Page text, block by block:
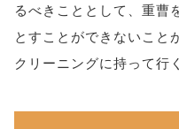
るべきこととして、重曹
とすことができないこと
クリーニングに持って行